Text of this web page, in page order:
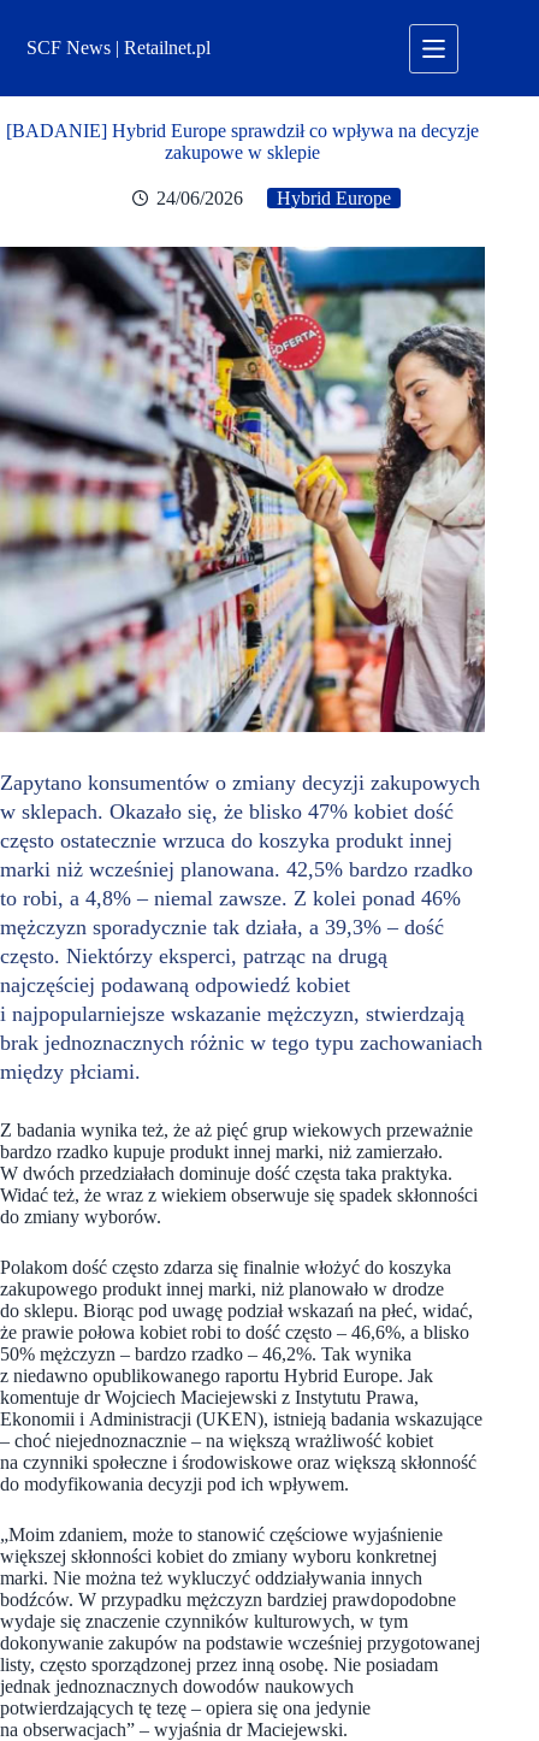
treściSCF News | Retailnet.pl
[BADANIE] Hybrid Europe sprawdził co wpływa na decyzje
zakupowe w sklepie
24/06/2026 Hybrid Europe
Zapytano konsumentów o zmiany decyzji zakupowych
w sklepach. Okazało się, że blisko 47% kobiet dość
często ostatecznie wrzuca do koszyka produkt innej
marki niż wcześniej planowana. 42,5% bardzo rzadko
to robi, a 4,8% – niemal zawsze. Z kolei ponad 46%
mężczyzn sporadycznie tak działa, a 39,3% – dość
często. Niektórzy eksperci, patrząc na drugą
najczęściej podawaną odpowiedź kobiet
i najpopularniejsze wskazanie mężczyzn, stwierdzają
brak jednoznacznych różnic w tego typu zachowaniach
między płciami.
Z badania wynika też, że aż pięć grup wiekowych przeważnie
bardzo rzadko kupuje produkt innej marki, niż zamierzało.
W dwóch przedziałach dominuje dość częsta taka praktyka.
Widać też, że wraz z wiekiem obserwuje się spadek skłonności
do zmiany wyborów.
Polakom dość często zdarza się finalnie włożyć do koszyka
zakupowego produkt innej marki, niż planowało w drodze
do sklepu. Biorąc pod uwagę podział wskazań na płeć, widać,
że prawie połowa kobiet robi to dość często – 46,6%, a blisko
50% mężczyzn – bardzo rzadko – 46,2%. Tak wynika
z niedawno opublikowanego raportu Hybrid Europe. Jak
komentuje dr Wojciech Maciejewski z Instytutu Prawa,
Ekonomii i Administracji (UKEN), istnieją badania wskazujące
– choć niejednoznacznie – na większą wrażliwość kobiet
na czynniki społeczne i środowiskowe oraz większą skłonność
do modyfikowania decyzji pod ich wpływem.
„Moim zdaniem, może to stanowić częściowe wyjaśnienie
większej skłonności kobiet do zmiany wyboru konkretnej
marki. Nie można też wykluczyć oddziaływania innych
bodźców. W przypadku mężczyzn bardziej prawdopodobne
wydaje się znaczenie czynników kulturowych, w tym
dokonywanie zakupów na podstawie wcześniej przygotowanej
listy, często sporządzonej przez inną osobę. Nie posiadam
jednak jednoznacznych dowodów naukowych
potwierdzających tę tezę – opiera się ona jedynie
na obserwacjach” – wyjaśnia dr Maciejewski.